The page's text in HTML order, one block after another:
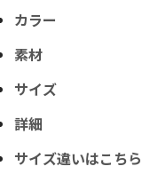
カラー
素材
サイズ
詳細
サイズ違いはこちら